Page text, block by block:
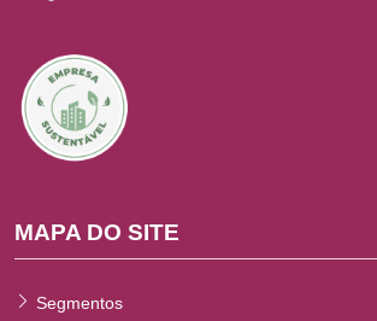
MAPA DO SITE
Segmentos